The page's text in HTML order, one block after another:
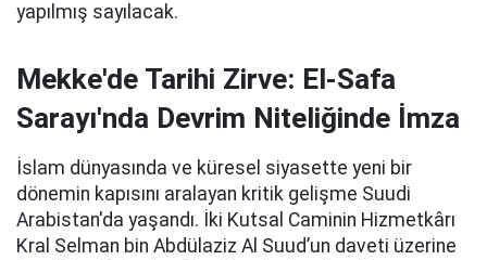
yapılmış sayılacak.
Mekke'de Tarihi Zirve: El-Safa
Sarayı'nda Devrim Niteliğinde İmza
İslam dünyasında ve küresel siyasette yeni bir
dönemin kapısını aralayan kritik gelişme Suudi
Arabistan'da yaşandı. İki Kutsal Caminin Hizmetkârı
Kral Selman bin Abdülaziz Al Suud’un daveti üzerine